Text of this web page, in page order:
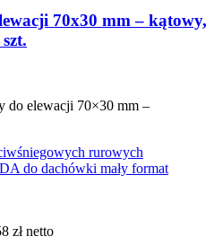
70x30 mm – kątowy,
elewacji 70×30 mm –
zł netto